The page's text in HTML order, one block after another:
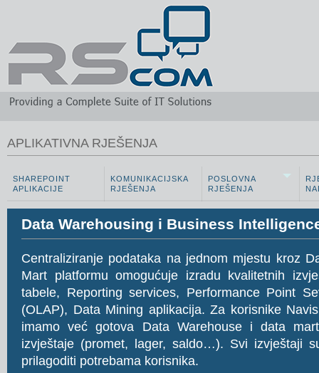
APLIKATIVNA RJEŠENJA
SHAREPOINT
APLIKACIJE
KOMUNIKACIJSKA
RJEŠENJA
POSLOVNA
RJEŠENJA
Data Warehousing i Business
Centraliziranje podataka na jednom mjestu kroz
Mart platformu omogućuje izradu kvalitetnih
tabele, Reporting services, Performance Point
(OLAP), Data Mining aplikacija. Za korisnike
imamo već gotova Data Warehouse i data
izvještaje (promet, lager, saldo…). Svi izvještaji
prilagoditi potrebama korisnika.